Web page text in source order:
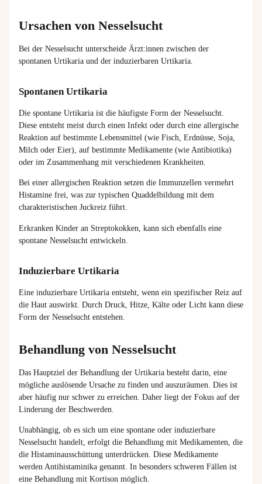
Ursachen von Nesselsucht
Bei der Nesselsucht unterscheide Ärzt:innen zwischen der
spontanen Urtikaria und der induzierbaren Urtikaria.
Spontanen Urtikaria
Die spontane Urtikaria ist die häufigste Form der Nesselsucht.
Diese entsteht meist durch einen Infekt oder durch eine allergische
Reaktion auf bestimmte Lebensmittel (wie Fisch, Erdnüsse, Soja,
Milch oder Eier), auf bestimmte Medikamente (wie Antibiotika)
oder im Zusammenhang mit verschiedenen Krankheiten.
Bei einer allergischen Reaktion setzen die Immunzellen vermehrt
Histamine frei, was zur typischen Quaddelbildung mit dem
charakteristischen Juckreiz führt.
Erkranken Kinder an Streptokokken, kann sich ebenfalls eine
spontane Nesselsucht entwickeln.
Induzierbare Urtikaria
Eine induzierbare Urtikaria entsteht, wenn ein spezifischer Reiz auf
die Haut auswirkt. Durch Druck, Hitze, Kälte oder Licht kann diese
Form der Nesselsucht entstehen.
Behandlung von Nesselsucht
Das Hauptziel der Behandlung der Urtikaria besteht darin, eine
mögliche auslösende Ursache zu finden und auszuräumen. Dies ist
aber häufig nur schwer zu erreichen. Daher liegt der Fokus auf der
Linderung der Beschwerden.
Unabhängig, ob es sich um eine spontane oder induzierbare
Nesselsucht handelt, erfolgt die Behandlung mit Medikamenten, die
die Histaminausschüttung unterdrücken. Diese Medikamente
werden Antihistaminika genannt. In besonders schweren Fällen ist
eine Behandlung mit Kortison möglich.